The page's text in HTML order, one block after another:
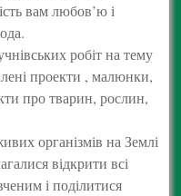
вам любов’ю і
робіт на тему
проекти , малюнки,
про тварин, рослин,
організмів на Землі
відкрити всі
і поділитися